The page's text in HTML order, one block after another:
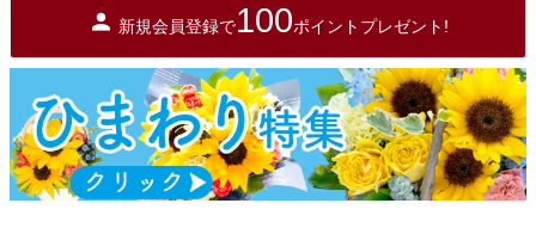
新規会員登録で100ポイントプレゼント!